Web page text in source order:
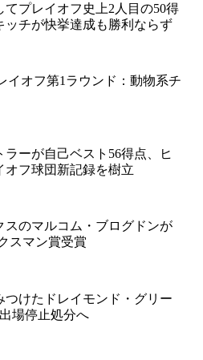
てプレイオフ史上2人目の50得
ッチが快挙達成も勝利ならず
イオフ第1ラウンド：動物系チ
ラーが自己ベスト56得点、ヒ
オフ球団新記録を樹立
スのマルコム・ブログドンが
スマン賞受賞
つけたドレイモンド・グリー
場停止処分へ